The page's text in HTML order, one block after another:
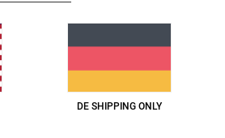
DE SHIPPING ONLY